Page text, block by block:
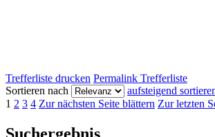
Trefferliste drucken Permalink Trefferliste
Sortieren nach
aufsteigend
1 2 3 4 Zur nächsten Seite blättern Zur letzten